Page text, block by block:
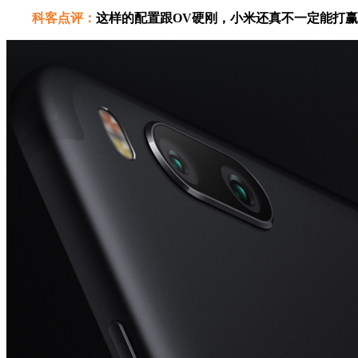
科客点评： 这样的配置跟OV硬刚，小米还真不一定能打